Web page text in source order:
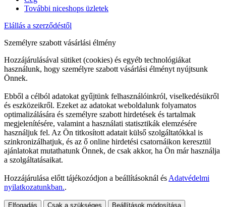
További niceshops üzletek
Elállás a szerződéstől
Személyre szabott vásárlási élmény
Hozzájárulásával sütiket (cookies) és egyéb technológiákat
használunk, hogy személyre szabott vásárlási élményt nyújtsunk
Önnek.
Ebből a célból adatokat gyűjtünk felhasználóinkról, viselkedésükről
és eszközeikről. Ezeket az adatokat weboldalunk folyamatos
optimalizálására és személyre szabott hirdetések és tartalmak
megjelenítésére, valamint a használati statisztikák elemzésére
használjuk fel. Az Ön titkosított adatait külső szolgáltatókkal is
szinkronizálhatjuk, és az ő online hirdetési csatornáikon keresztül
ajánlatokat mutathatunk Önnek, de csak akkor, ha Ön már használja
a szolgáltatásaikat.
Hozzájárulása előtt tájékozódjon a beállításoknál és Adatvédelmi
nyilatkozatunkban..
Elfogadás Csak a szükséges Beállítások módosítása